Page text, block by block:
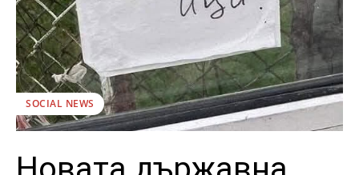
SOCIAL NEWS